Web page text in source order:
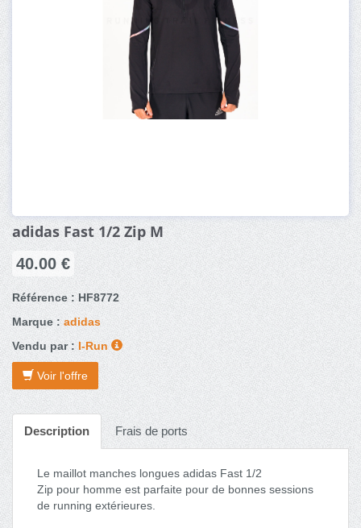
adidas Fast 1/2 Zip M
40.00 €
Référence : HF8772
Marque :adidas
Vendu par :I-Run
Voir l'offre
Description Frais de ports
Le maillot manches longues adidas Fast 1/2
Zip pour homme est parfaite pour de bonnes sessions
de running extérieures.